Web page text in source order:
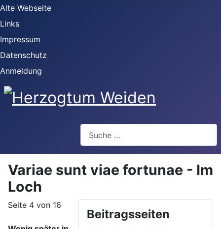
Alte Webseite
Links
Impressum
Datenschutz
Anmeldung
Variae sunt viae fortunae - Im
Loch
Beitragsseiten
Seite 4 von 16